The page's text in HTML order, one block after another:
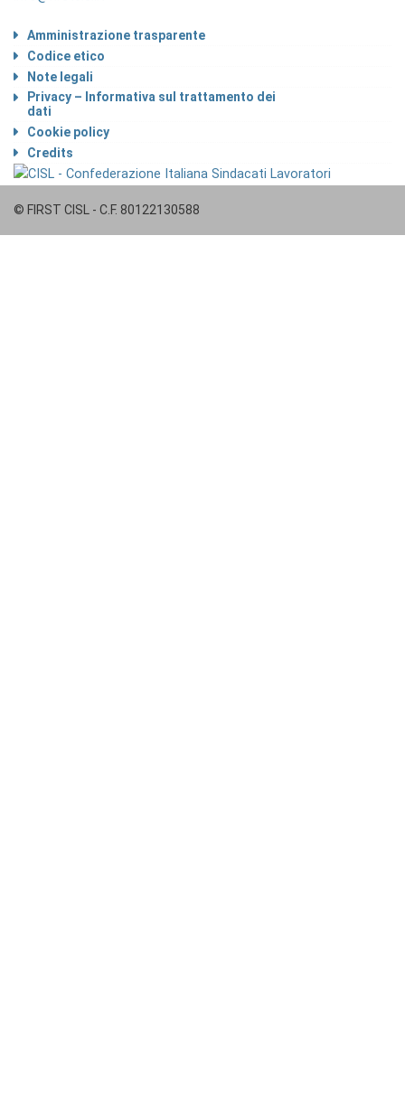
Amministrazione trasparente
Codice etico
Note legali
Privacy – Informativa sul trattamento dei
dati
Cookie policy
Credits
© FIRST CISL - C.F. 80122130588